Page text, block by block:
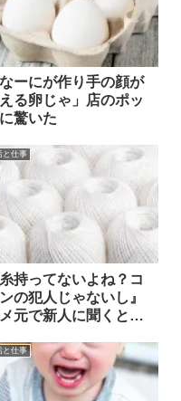
なーにが作り手の顔が
る卵じゃ」店のポッ
驚いた
と仕事
糸持ってないよね？コ
の犯人じゃないし』
元で新人に聞くと…
と仕事